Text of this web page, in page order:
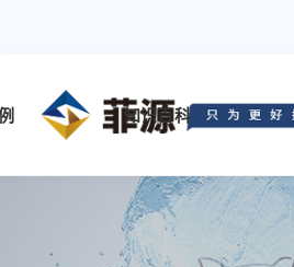
知识百科